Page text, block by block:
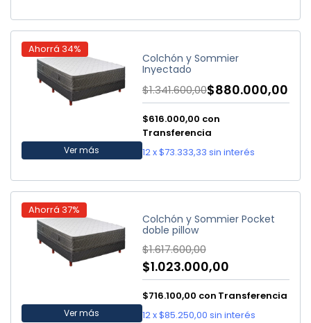
Ahorrá 34%
Ver más
Colchón y Sommier
Inyectado
$880.000,00
$1.341.600,00
$616.000,00 con
Transferencia
12x$73.333,33 sin interés
Ahorrá 37%
Ver más
Colchón y Sommier Pocket
doble pillow
$1.023.000,00
$1.617.600,00
$716.100,00 con Transferencia
12x$85.250,00 sin interés